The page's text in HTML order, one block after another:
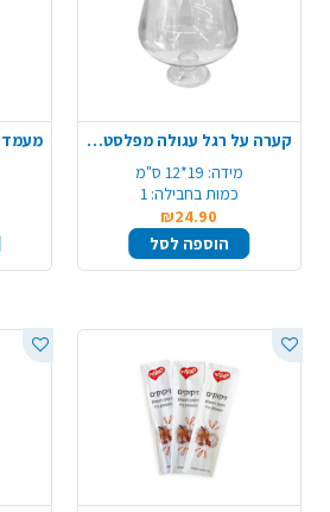
קערה על רגל עגולה מפלסטיק - שקוף
מידה: 19*12 ס"מ
כמות בחבילה: 1
₪24.90
הוספה לסל